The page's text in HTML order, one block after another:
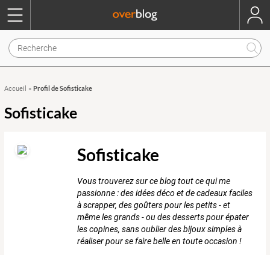
Accueil » Profil de Sofisticake
Sofisticake
Sofisticake
Vous trouverez sur ce blog tout ce qui me
passionne : des idées déco et de cadeaux faciles
à scrapper, des goûters pour les petits - et
même les grands - ou des desserts pour épater
les copines, sans oublier des bijoux simples à
réaliser pour se faire belle en toute occasion !